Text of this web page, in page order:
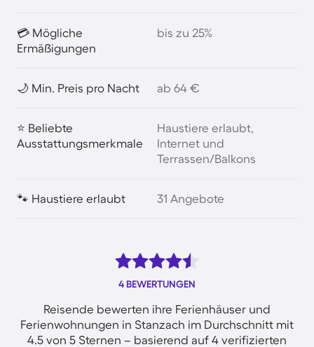
💳 Mögliche
Ermäßigungen
bis zu 25%
🌙 Min. Preis pro Nacht ab 64 €
⭐ Beliebte
Ausstattungsmerkmale
Haustiere erlaubt,
Internet und
Terrassen/Balkons
🐾 Haustiere erlaubt 31 Angebote
4 BEWERTUNGEN
Reisende bewerten ihre Ferienhäuser und
Ferienwohnungen in Stanzach im Durchschnitt mit
4.5 von 5 Sternen – basierend auf 4 verifizierten